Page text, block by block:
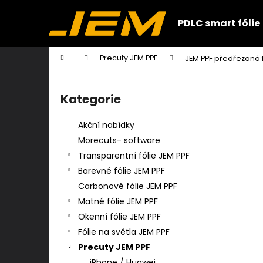
PDLC smart fólie
Domů Precuty JEM PPF JEM PPF
Přeskočit
kategorie
Kategorie
Akční nabídky
Morecuts- software
Transparentní fólie JEM PPF
Barevné fólie JEM PPF
Carbonové fólie JEM PPF
Matné fólie JEM PPF
Okenní fólie JEM PPF
Fólie na světla JEM PPF
Precuty JEM PPF
í
Zpět
do
Zpět
do